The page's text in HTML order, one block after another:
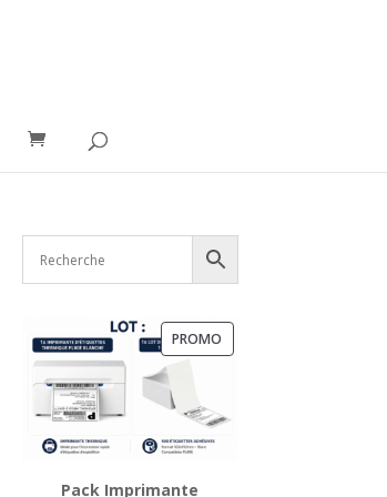
PROMO
Pack Imprimante